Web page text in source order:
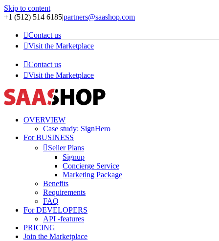
Skip to content
+1 (512) 514 6185|partners@saashop.com
Contact us
Visit the Marketplace
Contact us
Visit the Marketplace
OVERVIEW
Case study: SignHero
For BUSINESS
Seller Plans
Signup
Concierge Service
Marketing Package
Benefits
Requirements
FAQ
For DEVELOPERS
API -features
PRICING
Join the Marketplace